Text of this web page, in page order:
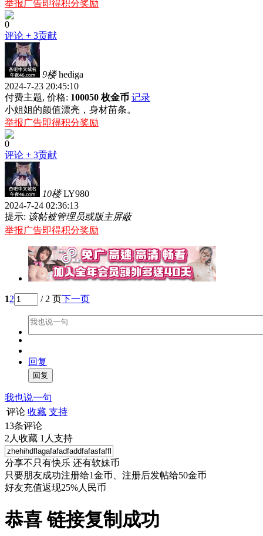
举报广告即得积分奖励
0
评论 + 3贡献
9楼 hediga
2024-7-23 20:45:10
付费主题, 价格: 100050 枚金币 记录
小姐姐的颜值漂亮，身材苗条。
举报广告即得积分奖励
0
评论 + 3贡献
10楼 LY980
2024-7-24 02:36:13
提示: 该帖被管理员或版主屏蔽
举报广告即得积分奖励
12 / 2 页下一页
回复
我也说一句
评论 收藏 支持
13条评论
2 人收藏 1 人支持
分享不只有快乐 还有软妹币
只要朋友成功注册给1金币、注册后发帖给50金币
好友充值返现25%人民币
恭喜 链接复制成功